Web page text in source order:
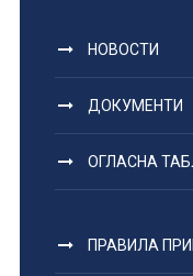
НОВОСТИ
ДОКУМЕНТИ
ОГЛАСНА
ПРАВИЛА